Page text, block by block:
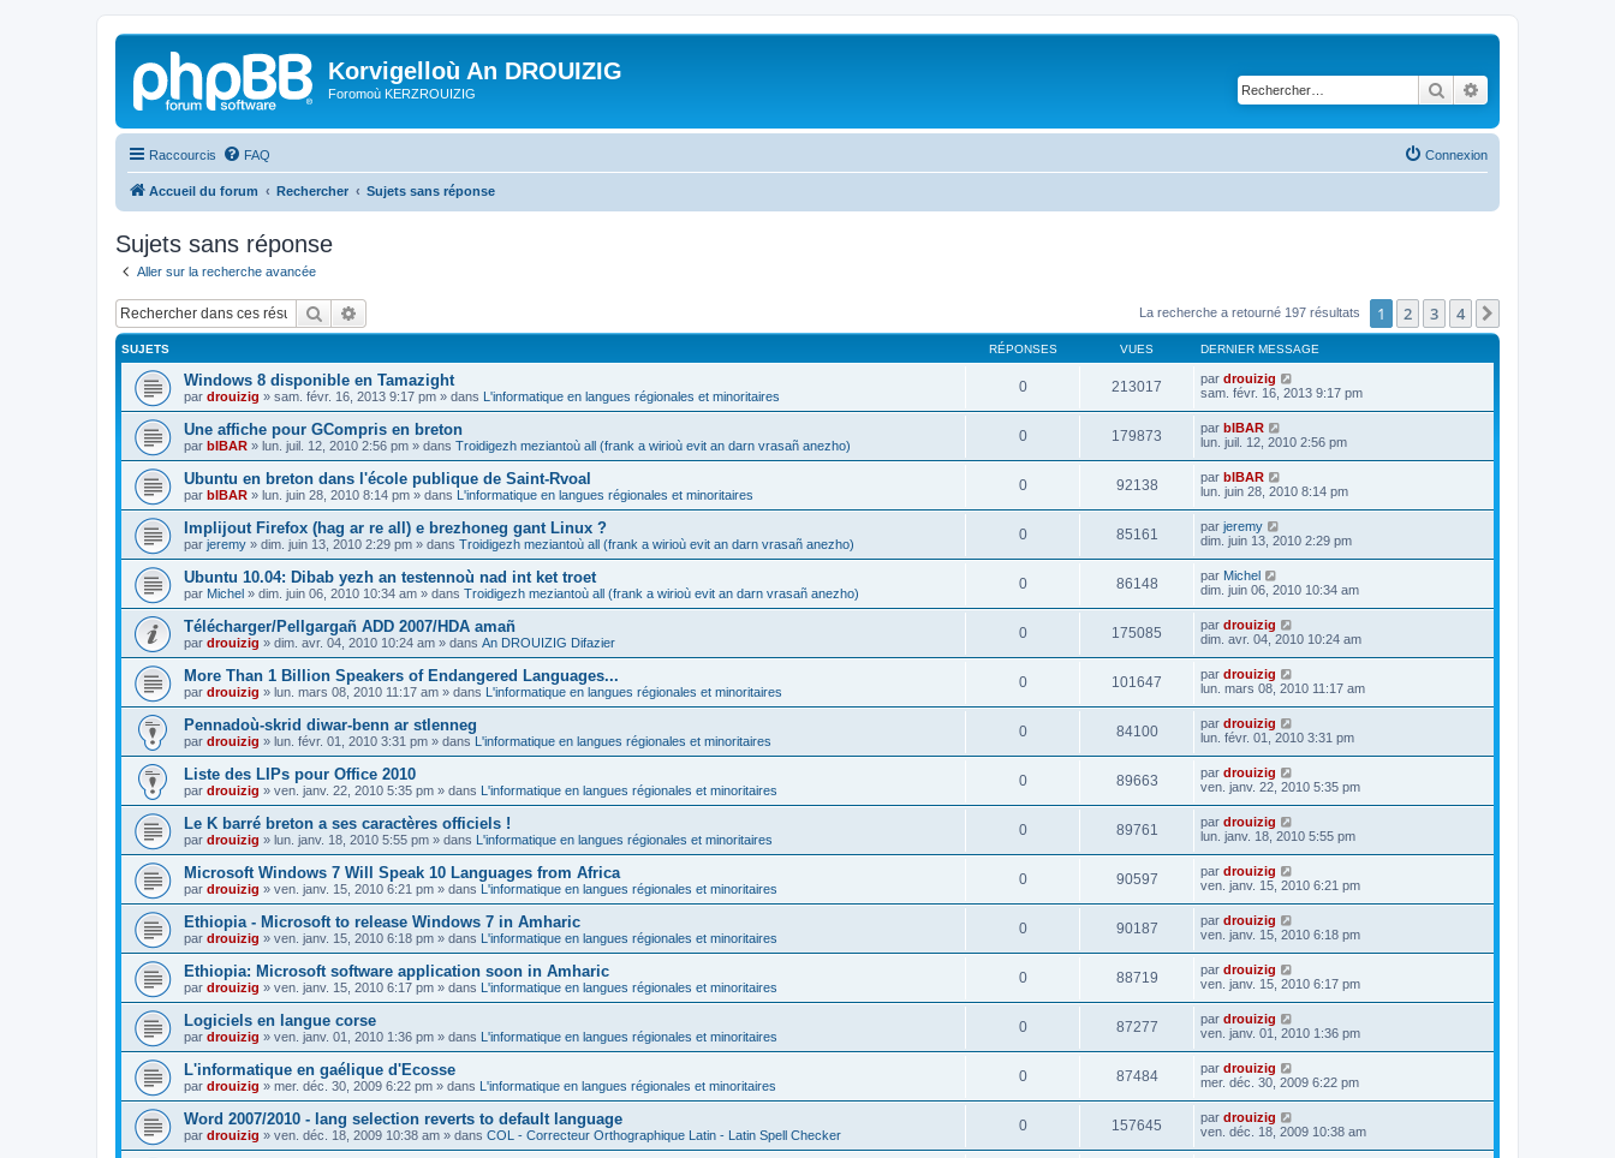
Korvigelloù An DROUIZIG
Foromoù KERZROUIZIG Rechercher
Raccourcis FAQ Connexion
Accueil du forum Rechercher Sujets sans réponse
Sujets sans réponse
Aller sur la recherche avancée
Rechercher La recherche a retourné 197 résultats 1 2 3 4
SUJETS RÉPONSES VUES DERNIER MESSAGE
Windows 8 disponible en Tamazight
par drouizig » sam. févr. 16, 2013 9:17 pm » dans L'informatique en langues régionales et minoritaires
0 213017 par drouizig
sam. févr. 16, 2013 9:17 pm
Une affiche pour GCompris en breton
par bIBAR » lun. juil. 12, 2010 2:56 pm » dans Troidigezh meziantoù all (frank a wirioù evit an darn vrasañ anezho)
0 179873 par bIBAR
lun. juil. 12, 2010 2:56 pm
Ubuntu en breton dans l'école publique de Saint-Rvoal
par bIBAR » lun. juin 28, 2010 8:14 pm » dans L'informatique en langues régionales et minoritaires
0 92138 par bIBAR
lun. juin 28, 2010 8:14 pm
Implijout Firefox (hag ar re all) e brezhoneg gant Linux ?
par jeremy » dim. juin 13, 2010 2:29 pm » dans Troidigezh meziantoù all (frank a wirioù evit an darn vrasañ anezho)
0 85161 par jeremy
dim. juin 13, 2010 2:29 pm
Ubuntu 10.04: Dibab yezh an testennoù nad int ket troet
par Michel » dim. juin 06, 2010 10:34 am » dans Troidigezh meziantoù all (frank a wirioù evit an darn vrasañ anezho)
0 86148 par Michel
dim. juin 06, 2010 10:34 am
Télécharger/Pellgargañ ADD 2007/HDA amañ
par drouizig » dim. avr. 04, 2010 10:24 am » dans An DROUIZIG Difazier
0 175085 par drouizig
dim. avr. 04, 2010 10:24 am
More Than 1 Billion Speakers of Endangered Languages...
par drouizig » lun. mars 08, 2010 11:17 am » dans L'informatique en langues régionales et minoritaires
0 101647 par drouizig
lun. mars 08, 2010 11:17 am
Pennadoù-skrid diwar-benn ar stlenneg
par drouizig » lun. févr. 01, 2010 3:31 pm » dans L'informatique en langues régionales et minoritaires
0 84100 par drouizig
lun. févr. 01, 2010 3:31 pm
Liste des LIPs pour Office 2010
par drouizig » ven. janv. 22, 2010 5:35 pm » dans L'informatique en langues régionales et minoritaires
0 89663 par drouizig
ven. janv. 22, 2010 5:35 pm
Le K barré breton a ses caractères officiels !
par drouizig » lun. janv. 18, 2010 5:55 pm » dans L'informatique en langues régionales et minoritaires
0 89761 par drouizig
lun. janv. 18, 2010 5:55 pm
Microsoft Windows 7 Will Speak 10 Languages from Africa
par drouizig » ven. janv. 15, 2010 6:21 pm » dans L'informatique en langues régionales et minoritaires
0 90597 par drouizig
ven. janv. 15, 2010 6:21 pm
Ethiopia - Microsoft to release Windows 7 in Amharic
par drouizig » ven. janv. 15, 2010 6:18 pm » dans L'informatique en langues régionales et minoritaires
0 90187 par drouizig
ven. janv. 15, 2010 6:18 pm
Ethiopia: Microsoft software application soon in Amharic
par drouizig » ven. janv. 15, 2010 6:17 pm » dans L'informatique en langues régionales et minoritaires
0 88719 par drouizig
ven. janv. 15, 2010 6:17 pm
Logiciels en langue corse
par drouizig » ven. janv. 01, 2010 1:36 pm » dans L'informatique en langues régionales et minoritaires
0 87277 par drouizig
ven. janv. 01, 2010 1:36 pm
L'informatique en gaélique d'Ecosse
par drouizig » mer. déc. 30, 2009 6:22 pm » dans L'informatique en langues régionales et minoritaires
0 87484 par drouizig
mer. déc. 30, 2009 6:22 pm
Word 2007/2010 - lang selection reverts to default language
par drouizig » ven. déc. 18, 2009 10:38 am » dans COL - Correcteur Orthographique Latin - Latin Spell Checker
0 157645 par drouizig
ven. déc. 18, 2009 10:38 am